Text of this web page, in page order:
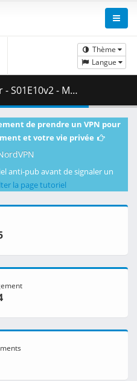
Thème
Langue
(CR).mkv.002 ( 437.17 MB )
de prendre un VPN pour
et votre vie privée
anti-pub avant de signaler un
la page tutoriel